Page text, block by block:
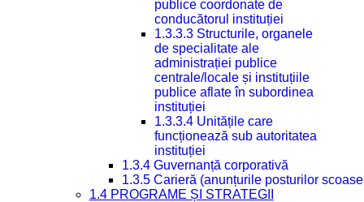
publice coordonate de
conducătorul instituției
1.3.3.3 Structurile, organele
de specialitate ale
administrației publice
centrale/locale și instituțiile
publice aflate în subordinea
instituției
1.3.3.4 Unitățile care
funcționează sub autoritatea
instituției
1.3.4 Guvernanță corporativă
1.3.5 Carieră (anunțurile posturilor
1.4 PROGRAME ȘI STRATEGII